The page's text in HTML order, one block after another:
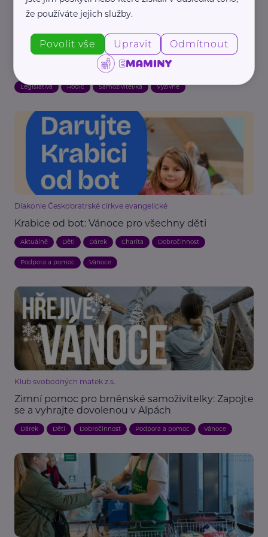
Reklama
Advokátní kancelář ELEMENTZ LEGAL
Jak vymáhat výživné na děti exekucí?
Legislativa Rodič Samoživitel/ka Výživné
Diakonie Českobratrské církve evangelické
Krabice od bot: Vánoce pro všechny děti
Aktuálně Děti Dárek Charita Dobročinnost
Podpora a pomoc Vánoce
Klub svobodných matek z.s.
Zimní pomoc pro brněnské samoživitelky: Zapojte
se a vyhrajte dovolenou v Alpách
Dárek Děti Dobročinnost Podpora a pomoc Vánoce
že používáte jejich služby.
Povolit vše Upravit Odmítnout